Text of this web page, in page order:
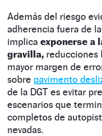
Además del riesgo
adherencia fuera de
implica exponerse a
gravilla, reducciones
mayor margen de
sobre pavimento
de la DGT es evitar
escenarios que
completos de
nevadas.